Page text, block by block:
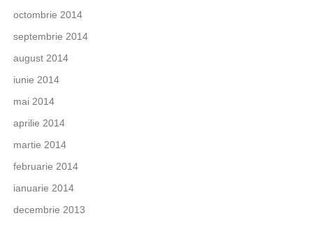
octombrie 2014
septembrie 2014
august 2014
iunie 2014
mai 2014
aprilie 2014
martie 2014
februarie 2014
ianuarie 2014
decembrie 2013